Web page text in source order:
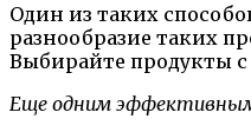
Один из таких
разнообразие таких
Выбирайте продукты
Еще одним эффективным